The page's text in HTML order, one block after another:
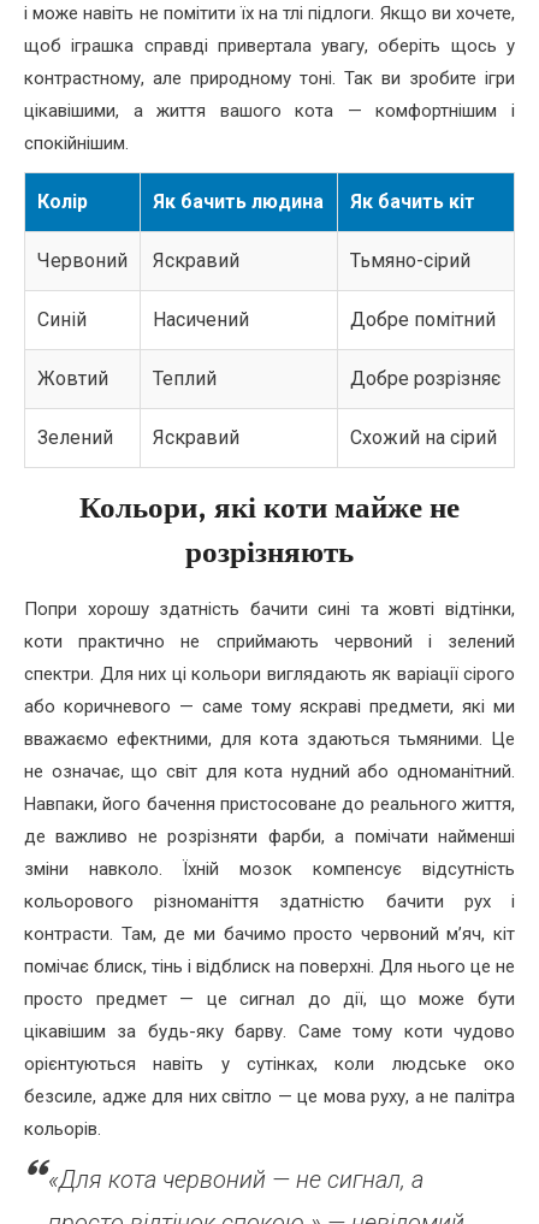
і може навіть не помітити їх на тлі підлоги. Якщо ви хочете,
щоб іграшка справді привертала увагу, оберіть щось у
контрастному, але природному тоні. Так ви зробите ігри
цікавішими, а життя вашого кота — комфортнішим і
спокійнішим.
Колір Як бачить людина Як бачить кіт
Червоний Яскравий Тьмяно-сірий
Синій Насичений Добре помітний
Жовтий Теплий Добре розрізняє
Зелений Яскравий Схожий на сірий
Кольори, які коти майже не
розрізняють
Попри хорошу здатність бачити сині та жовті відтінки,
коти практично не сприймають червоний і зелений
спектри. Для них ці кольори виглядають як варіації сірого
або коричневого — саме тому яскраві предмети, які ми
вважаємо ефектними, для кота здаються тьмяними. Це
не означає, що світ для кота нудний або одноманітний.
Навпаки, його бачення пристосоване до реального життя,
де важливо не розрізняти фарби, а помічати найменші
зміни навколо. Їхній мозок компенсує відсутність
кольорового різноманіття здатністю бачити рух і
контрасти. Там, де ми бачимо просто червоний м’яч, кіт
помічає блиск, тінь і відблиск на поверхні. Для нього це не
просто предмет — це сигнал до дії, що може бути
цікавішим за будь-яку барву. Саме тому коти чудово
орієнтуються навіть у сутінках, коли людське око
безсиле, адже для них світло — це мова руху, а не палітра
кольорів.
«Для кота червоний — не сигнал, а